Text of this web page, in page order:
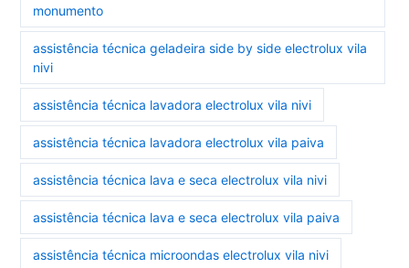
monumento
assistência técnica geladeira side by side electrolux vila
nivi
assistência técnica lavadora electrolux vila nivi
assistência técnica lavadora electrolux vila paiva
assistência técnica lava e seca electrolux vila nivi
assistência técnica lava e seca electrolux vila paiva
assistência técnica microondas electrolux vila nivi